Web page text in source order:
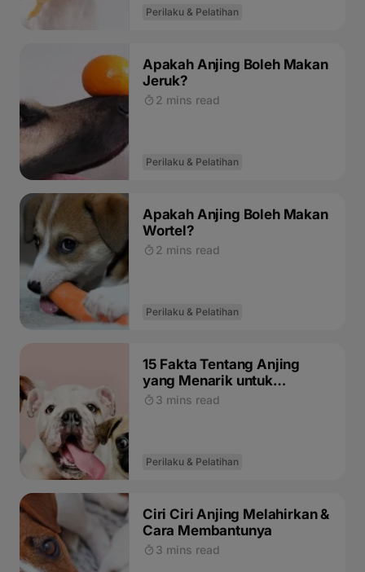
Perilaku & Pelatihan
Apakah Anjing Boleh Makan
Jeruk?
2 mins read
Perilaku & Pelatihan
Apakah Anjing Boleh Makan
Wortel?
2 mins read
Perilaku & Pelatihan
15 Fakta Tentang Anjing
yang Menarik untuk
Diketahui
3 mins read
Perilaku & Pelatihan
Ciri Ciri Anjing Melahirkan &
Cara Membantunya
3 mins read